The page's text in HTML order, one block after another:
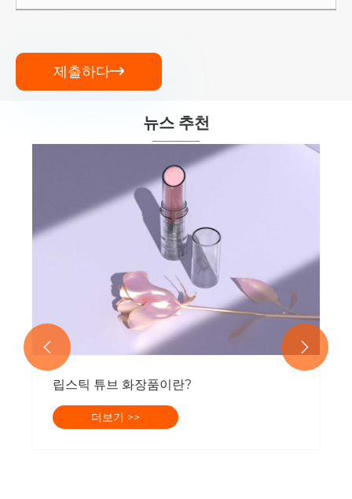
제출하다
뉴스 추천
립스틱 튜브 화장품이란?
더보기 >>
 